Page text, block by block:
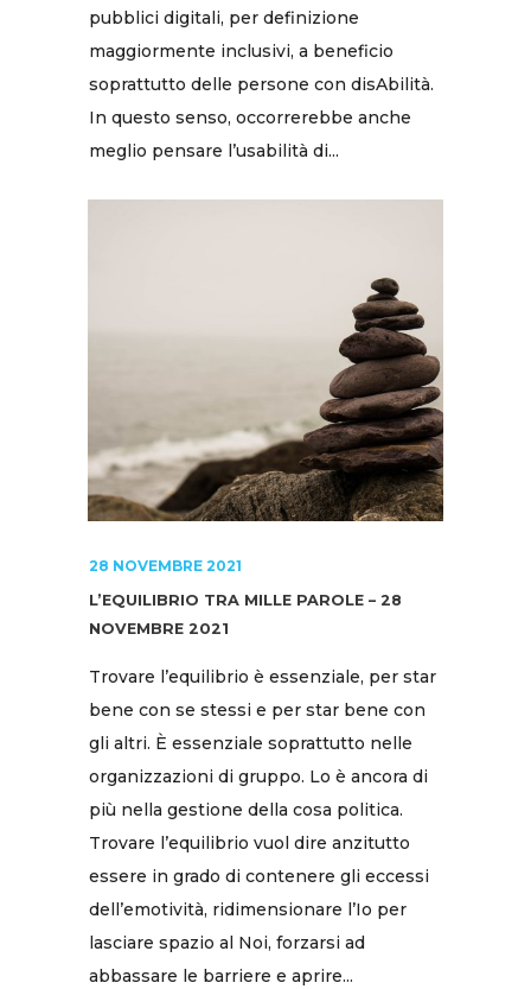
pubblici digitali, per definizione
maggiormente inclusivi, a beneficio
soprattutto delle persone con disAbilità.
In questo senso, occorrerebbe anche
meglio pensare l’usabilità di...
28 NOVEMBRE 2021
L’EQUILIBRIO TRA MILLE PAROLE – 28
NOVEMBRE 2021
Trovare l’equilibrio è essenziale, per star
bene con se stessi e per star bene con
gli altri. È essenziale soprattutto nelle
organizzazioni di gruppo. Lo è ancora di
più nella gestione della cosa politica.
Trovare l’equilibrio vuol dire anzitutto
essere in grado di contenere gli eccessi
dell’emotività, ridimensionare l’Io per
lasciare spazio al Noi, forzarsi ad
abbassare le barriere e aprire...